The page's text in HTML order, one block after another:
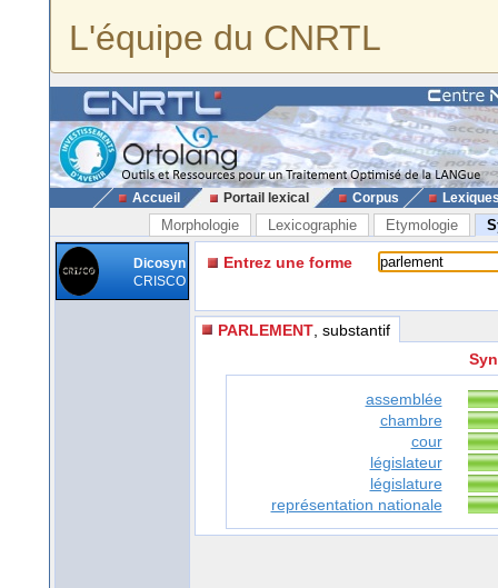
L'équipe du CNRTL
Accueil Portail lexical Corpus
Morphologie Lexicographie Etymologie
Dicosyn
CRISCO
Entrez une forme
PARLEMENT , substantif
assemblée
chambre
cour
législateur
législature
représentation nationale